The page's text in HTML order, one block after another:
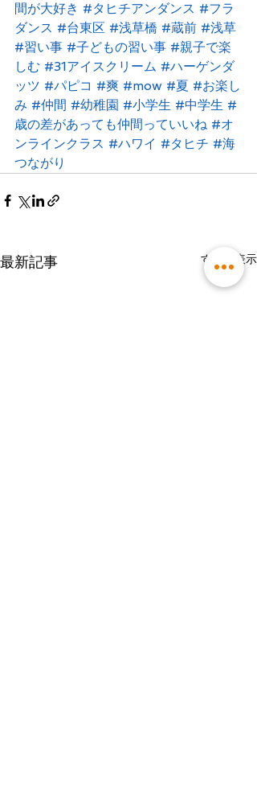
間が大好き #タヒチアンダンス #フラ
ダンス #台東区 #浅草橋 #蔵前 #浅草
#習い事 #子どもの習い事 #親子で楽
しむ #31アイスクリーム #ハーゲンダ
ッツ #パピコ #爽 #mow #夏 #お楽し
み #仲間 #幼稚園 #小学生 #中学生 #
歳の差があっても仲間っていいね #オ
ンラインクラス #ハワイ #タヒチ #海
つながり
最新記事 すべて表示